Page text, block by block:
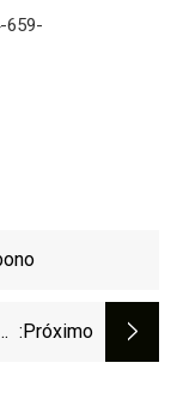
659-
:próximo